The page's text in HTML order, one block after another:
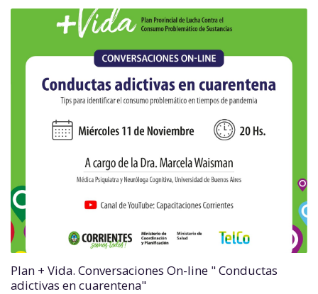
Plan + Vida. Conversaciones On-line " Conductas
adictivas en cuarentena"